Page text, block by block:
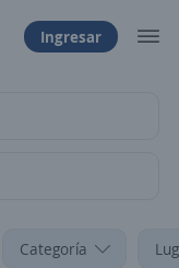
Ingresar
Categoría